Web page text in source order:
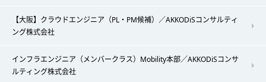
【大阪】クラウドエンジニア（PL・PM候補）／AKKODiSコンサルティ
ング株式会社
インフラエンジニア（メンバークラス）Mobility本部／AKKODiSコンサ
ルティング株式会社